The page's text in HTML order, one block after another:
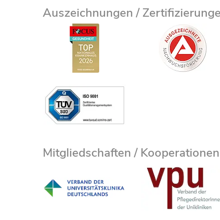
Auszeichnungen /
Mitgliedschaften / Kooperationen